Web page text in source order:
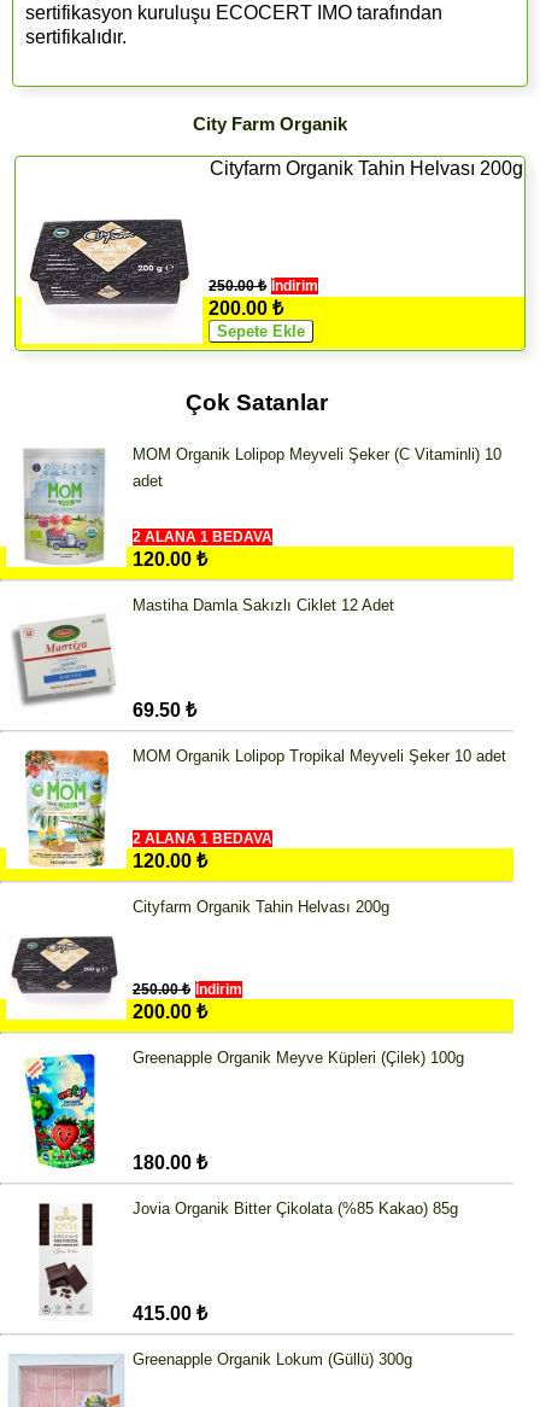
sertifikasyon kuruluşu ECOCERT IMO tarafından
sertifikalıdır.
City Farm Organik
Cityfarm Organik Tahin Helvası 200g
250.00 ₺ İndirim
200.00 ₺
Çok Satanlar
MOM Organik Lolipop Meyveli Şeker (C Vitaminli) 10
adet
2 ALANA 1 BEDAVA
120.00 ₺
Mastiha Damla Sakızlı Ciklet 12 Adet
69.50 ₺
MOM Organik Lolipop Tropikal Meyveli Şeker 10 adet
2 ALANA 1 BEDAVA
120.00 ₺
Cityfarm Organik Tahin Helvası 200g
250.00 ₺ İndirim
200.00 ₺
Greenapple Organik Meyve Küpleri (Çilek) 100g
180.00 ₺
Jovia Organik Bitter Çikolata (%85 Kakao) 85g
415.00 ₺
Greenapple Organik Lokum (Güllü) 300g